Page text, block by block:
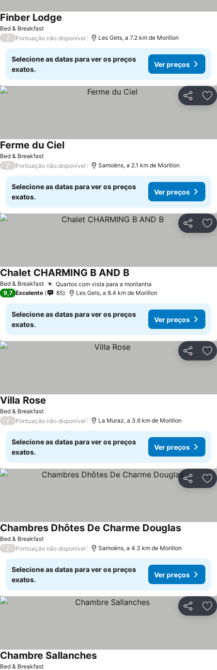
Bed & Breakfast
Finber Lodge
/ Pontuação não disponível Les Gets, a 7.2 km de Morillon
Selecione as datas para ver os preços
exatos.
Ver preços
Partilhar
Bed & Breakfast
Ferme du CielVer preços
/ Pontuação não disponível Samoëns, a 2.1 km de Morillon
Selecione as datas para ver os preços
exatos.
Ver preços
Partilhar
Bed & Breakfast Quartos com vista para a montanha
Chalet CHARMING B AND BVer preços
9,7 Excelente 85 Les Gets, a 8.4 km de Morillon
Selecione as datas para ver os preços
exatos.
Ver preços
Partilhar
Bed & Breakfast
Villa Rose
/ Pontuação não disponível La Muraz, a 3.6 km de Morillon
Selecione as datas para ver os preços
exatos.
Ver preços
Partilhar
Bed & Breakfast
Chambres Dhôtes De Charme DouglasVer
/ Pontuação não disponível Samoëns, a 4.3 km de Morillon
Selecione as datas para ver os preços
exatos.
Ver preços
Partilhar
Bed & Breakfast
Chambre SallanchesVer preços